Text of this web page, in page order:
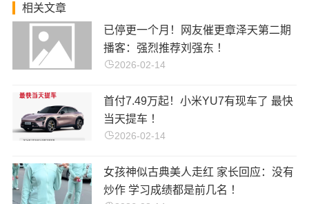
相关文章
已停更一个月！网友催更章泽天第二期
播客：强烈推荐刘强东 ！
2026-02-14
首付7.49万起！小米YU7有现车了 最快
当天提车 ！
2026-02-14
女孩神似古典美人走红 家长回应：没有
炒作 学习成绩都是前几名 ！